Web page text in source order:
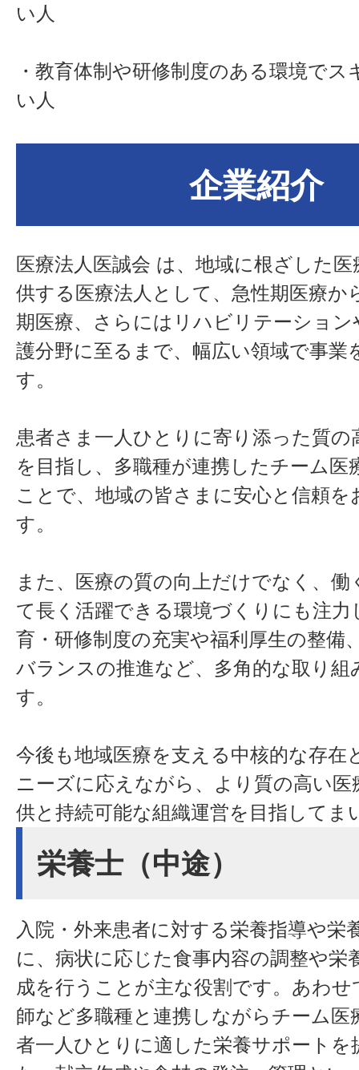
い人
・教育体制や研修制度のある環境で
い人
企業紹介
医療法人医誠会 は、地域に根ざした
供する医療法人として、急性期医療か
期医療、さらにはリハビリテーション
護分野に至るまで、幅広い領域で事業
す。
患者さま一人ひとりに寄り添った質の
を目指し、多職種が連携したチーム医
ことで、地域の皆さまに安心と信頼
す。
また、医療の質の向上だけでなく、働
て長く活躍できる環境づくりにも注力
育・研修制度の充実や福利厚生の整備
バランスの推進など、多角的な取り組
す。
今後も地域医療を支える中核的な存在
ニーズに応えながら、より質の高い
供と持続可能な組織運営を目指してま
栄養士（中途）
入院・外来患者に対する栄養指導や栄
に、病状に応じた食事内容の調整や栄
成を行うことが主な役割です。あわせ
師など多職種と連携しながらチーム医
者一人ひとりに適した栄養サポートを